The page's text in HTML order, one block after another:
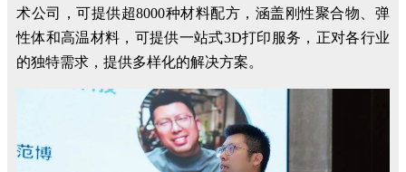
术公司，可提供超8000种材料配方，涵盖刚性聚合物、弹
性体和高温材料，可提供一站式3D打印服务，正对各行业
的独特需求，提供多样化的解决方案。